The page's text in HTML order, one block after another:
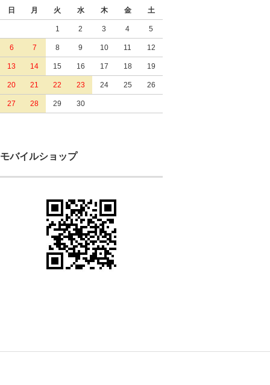
日 月 火 水 木 金 土
1 2 3 4 5
6 7 8 9 10 11 12
13 14 15 16 17 18 19
20 21 22 23 24 25 26
27 28 29 30
モバイルショップ